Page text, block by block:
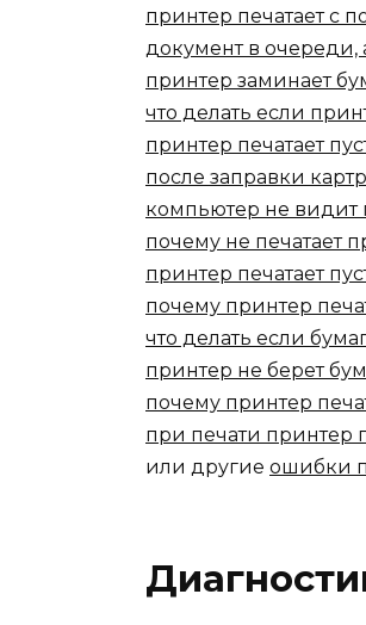
принтер печатает с
документ в очереди,
принтер заминает
что делать если
принтер печатает
после заправки
компьютер не видит
почему не печатает
принтер печатает
почему принтер
что делать если
принтер не берет
почему принтер
при печати принтер
или другие ошибки